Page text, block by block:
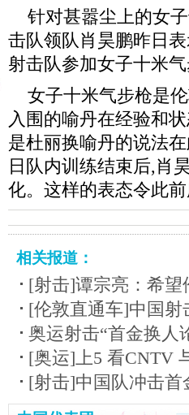
针对甚嚣尘上的女
击队领队肖昊鹏昨日
射击队参加女子十米
女子十米气步枪是
入围的喻丹在经验和
是杜丽换喻丹的说法
日队内训练结束后,肖
化。这样的表态令此
相关报道：
[射击]谭宗亮：希
[伦敦直通车]中国
奥运射击“首金换人
[奥运]上5 看CNTV
[射击]中国队冲击